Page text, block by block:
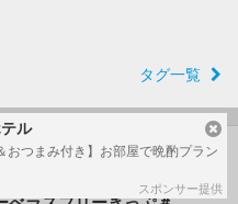
タグ一覧
ル
おつまみ付き】お部屋で晩酌プラン
スポンサー提供